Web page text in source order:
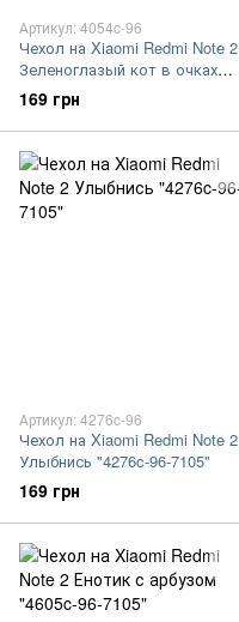
Артикул: 4054c-96
Чехол на Xiaomi Redmi Note 2
Зеленоглазый кот в очках
"4054c-96-7105"
169 грн
Артикул: 4276c-96
Чехол на Xiaomi Redmi Note 2
Улыбнись "4276c-96-7105"
169 грн